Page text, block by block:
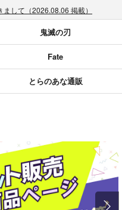
して（2026.08.06 掲載）
用再開のお知らせ（2026.02.05 掲載）
始のお知らせ（2026.01.05 更新｜2025.12.30 掲載）
ペーン」終了のお知らせ（2025.11.21 掲載）
（2024.11.20 掲載）
鬼滅の刃
Fate
とらのあな通販